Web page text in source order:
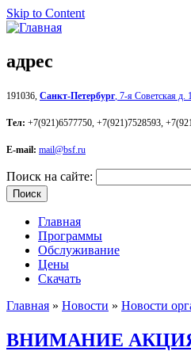
Skip to Content
адрес
191036, Санкт-Петербург, 7-я Советская
Тел: +7(921)6577750, +7(921)7528593,
E-mail: mail@bsf.ru
Поиск на сайте:
Главная
Программы
Обслуживание
Цены
Скачать
Главная » Новости » Новости
ВНИМАНИЕ